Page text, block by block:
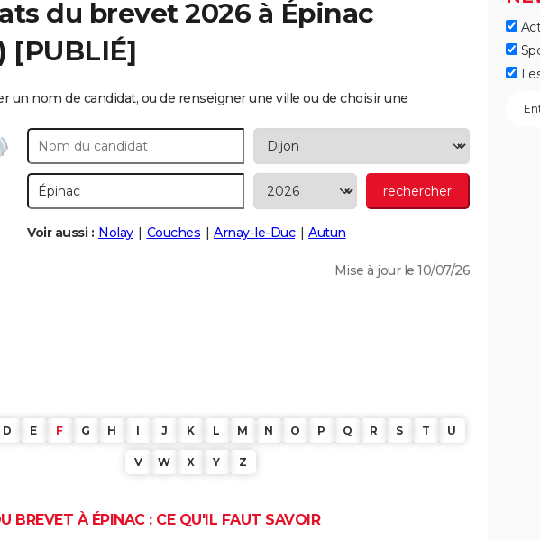
du brevet 2026 à Épinac
[PUBLIÉ]
un nom de candidat, ou de renseigner une ville ou de choisir une
Voir aussi : Nolay Couches Arnay-le-Duc Autun
Mise à jour le 10/07/26
D E F G H I J K L M N O P Q R S T U
V W X Y Z
BREVET À ÉPINAC : CE QU'IL FAUT SAVOIR